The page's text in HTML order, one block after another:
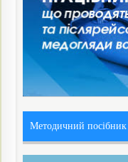
Методичний посібник